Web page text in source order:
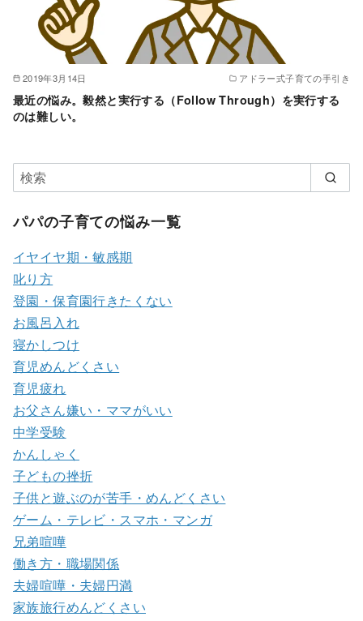
2019年3月14日 アドラー式子育ての手引き
最近の悩み。毅然と実行する（Follow Through）を実行する
のは難しい。
パパの子育ての悩み一覧
イヤイヤ期・敏感期
叱り方
登園・保育園行きたくない
お風呂入れ
寝かしつけ
育児めんどくさい
育児疲れ
お父さん嫌い・ママがいい
中学受験
かんしゃく
子どもの挫折
子供と遊ぶのが苦手・めんどくさい
ゲーム・テレビ・スマホ・マンガ
兄弟喧嘩
働き方・職場関係
夫婦喧嘩・夫婦円満
家族旅行めんどくさい